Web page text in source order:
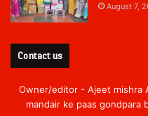
August 7,
Contact us
Owner/editor - Ajeet mishra
mandair ke paas gondpara